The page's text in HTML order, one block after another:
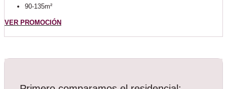
90-135m²
VER PROMOCIÓN